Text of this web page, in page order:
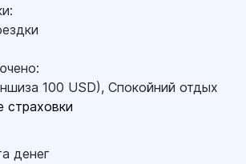
100 USD), Спокойний отдых
страховки
денег